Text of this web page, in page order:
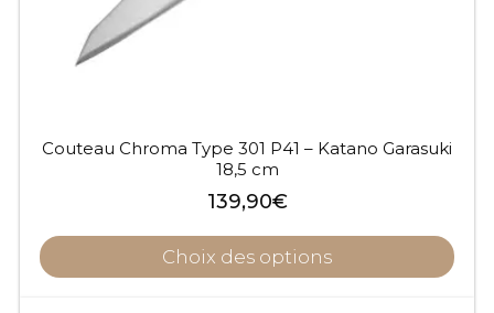
Couteau Chroma Type 301 P41 – Katano Garasuki
18,5 cm
139,90€
Choix des options